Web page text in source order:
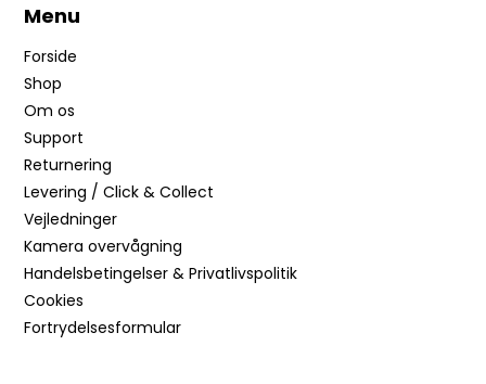
Menu
Forside
Shop
Om os
Support
Returnering
Levering / Click & Collect
Vejledninger
Kamera overvågning
Handelsbetingelser & Privatlivspolitik
Cookies
Fortrydelsesformular